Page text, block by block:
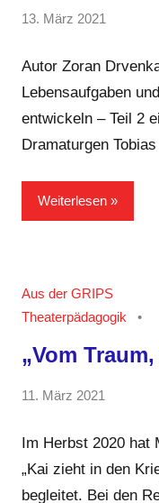
von
Team
13. März 2021
Autor Zoran
Lebensaufgaben
entwickeln – Teil 2
Dramaturgen
Weiterlesen
Aus der GRIPS
Theaterpädagogik
„Vom
von
Team
11. März 2021
Im Herbst 2020 hat
„Kai zieht in den
begleitet. Bei den